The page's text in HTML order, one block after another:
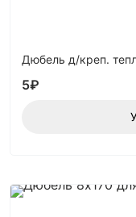
Дюбель д/креп.
5₽